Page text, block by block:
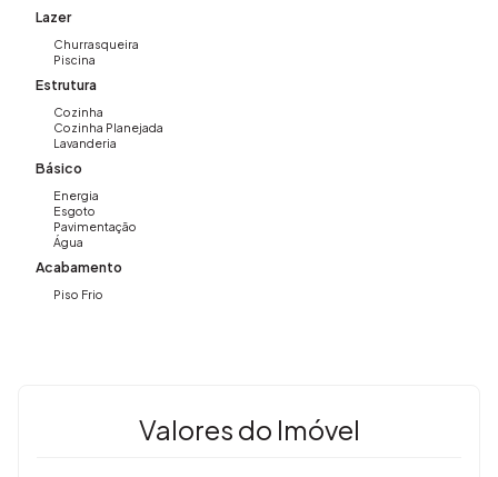
Lazer
Churrasqueira
Piscina
Estrutura
Cozinha
Cozinha Planejada
Lavanderia
Básico
Energia
Esgoto
Pavimentação
Água
Acabamento
Piso Frio
Valores do Imóvel